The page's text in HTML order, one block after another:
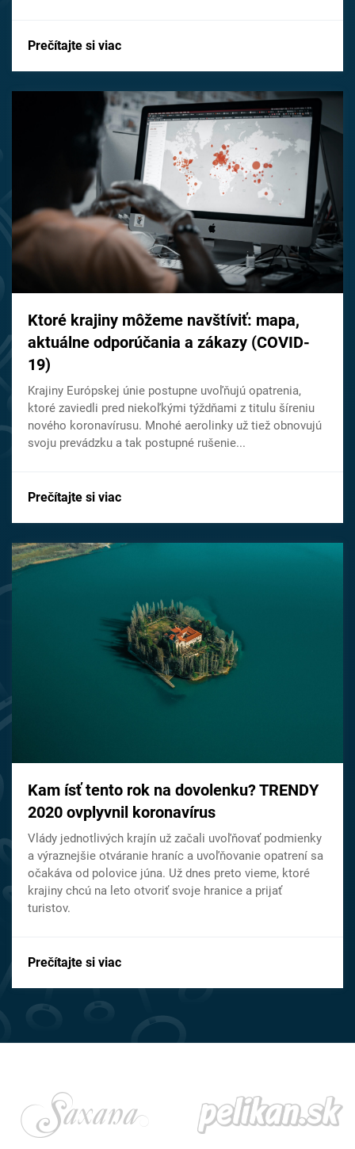
Prečítajte si viac
Ktoré krajiny môžeme navštíviť: mapa,
aktuálne odporúčania a zákazy (COVID-
19)
Krajiny Európskej únie postupne uvoľňujú opatrenia,
ktoré zaviedli pred niekoľkými týždňami z titulu šíreniu
nového koronavírusu. Mnohé aerolinky už tiež obnovujú
svoju prevádzku a tak postupné rušenie...
Prečítajte si viac
Kam ísť tento rok na dovolenku? TRENDY
2020 ovplyvnil koronavírus
Vlády jednotlivých krajín už začali uvoľňovať podmienky
a výraznejšie otváranie hraníc a uvoľňovanie opatrení sa
očakáva od polovice júna. Už dnes preto vieme, ktoré
krajiny chcú na leto otvoriť svoje hranice a prijať
turistov.
Prečítajte si viac